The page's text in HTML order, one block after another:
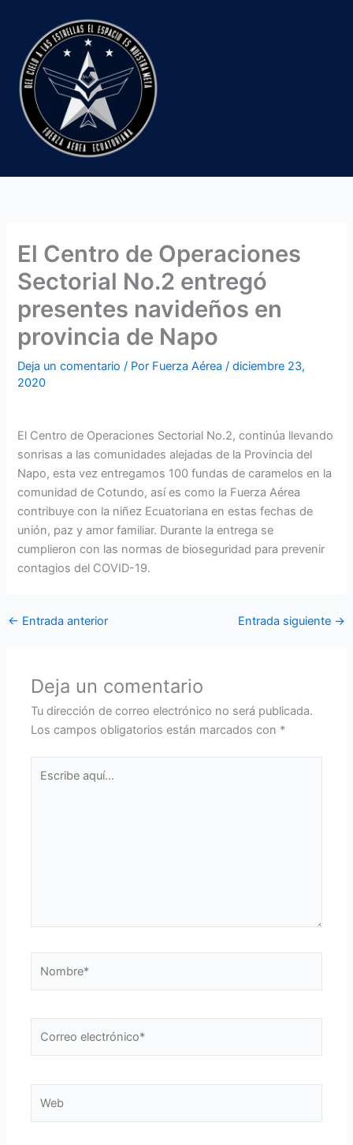
contenido
El Centro de Operaciones
Sectorial No.2 entregó
presentes navideños en
provincia de Napo
Deja un comentario / Por Fuerza Aérea/diciembre 23,
2020
El Centro de Operaciones Sectorial No.2, continúa llevando
sonrisas a las comunidades alejadas de la Provincia del
Napo, esta vez entregamos 100 fundas de caramelos en la
comunidad de Cotundo, así es como la Fuerza Aérea
contribuye con la niñez Ecuatoriana en estas fechas de
unión, paz y amor familiar. Durante la entrega se
cumplieron con las normas de bioseguridad para prevenir
contagios del COVID-19.
← Entrada anterior Entrada siguiente →
Deja un comentario
Tu dirección de correo electrónico no será publicada.
Los campos obligatorios están marcados con *
aquí...